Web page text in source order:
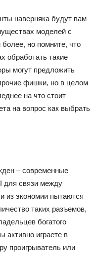
наверняка будут вам
моделей с
но помните, что
обработать такие
могут предложить
фишки, но в целом
на что стоит
на вопрос как выбрать
– современные
для связи между
из экономии пытаются
таких разъемов,
богатого
активно играете в
проигрыватель или